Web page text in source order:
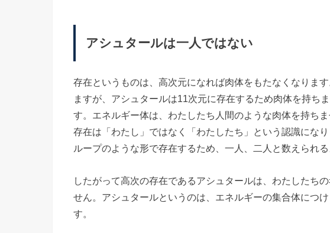
アシュタールは一人ではない
存在というものは、高次元になれば肉体をもたなくなりま
ますが、アシュタールは11次元に存在するため肉体を持ち
す。エネルギー体は、わたしたち人間のような肉体を持ち
存在は「わたし」ではなく「わたしたち」という認識にな
ループのような形で存在するため、一人、二人と数えられる
したがって高次の存在であるアシュタールは、わたしたち
せん。アシュタールというのは、エネルギーの集合体につ
す。